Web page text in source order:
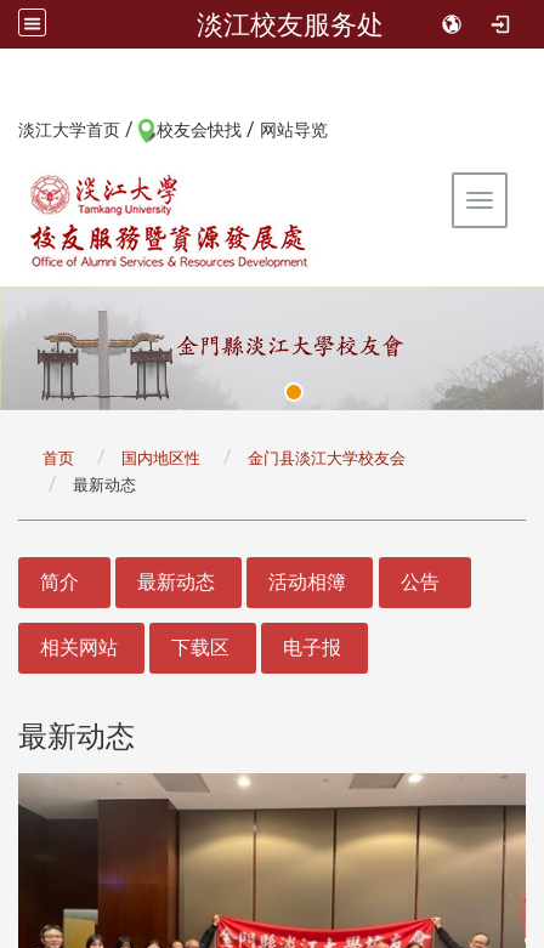
淡江校友服务处
淡江大学首页 / 校友会快找 / 网站导览
Toggle
首页 国内地区性
金门县淡江大学校友会
最新动态
简介 最新动态 活动相簿 公告
相关网站 下载区 电子报
最新动态